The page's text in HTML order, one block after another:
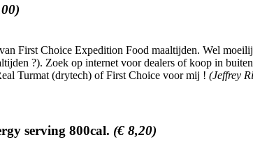
First Choice Expedition Food maaltijden. Wel
?). Zoek op internet voor dealers of koop in
Turmat (drytech) of First Choice voor mij ! (Jeffrey
serving 800cal. (€ 8,20)